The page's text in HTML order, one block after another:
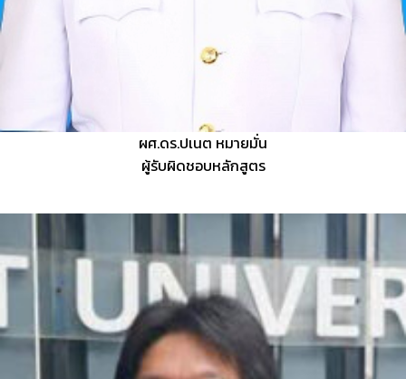
ผศ.ดร.ปเนต หมายมั่น
ผู้รับผิดชอบหลักสูตร